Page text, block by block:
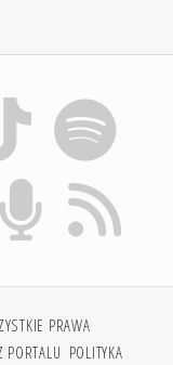
PRAWA
POLITYKA